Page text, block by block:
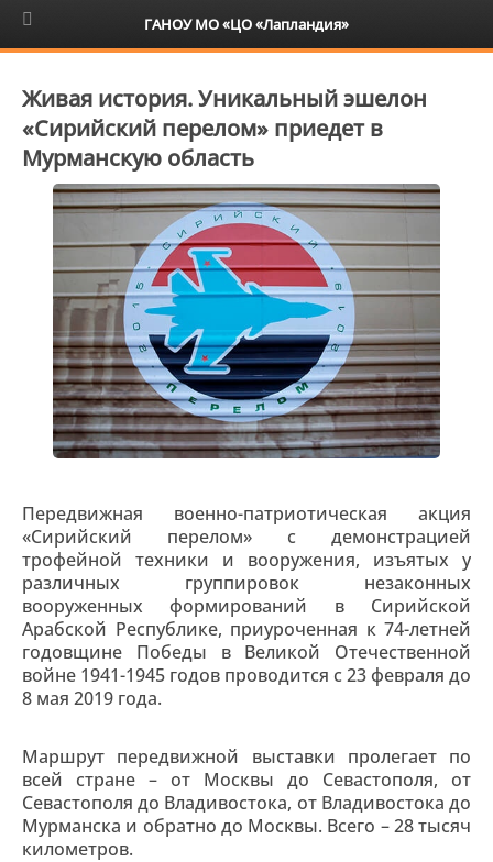
6+
Живая история. Уникальный эшелон
«Сирийский перелом» приедет в
Мурманскую область
Передвижная военно-патриотическая акция
«Сирийский перелом» с демонстрацией
трофейной техники и вооружения, изъятых у
различных группировок незаконных
вооруженных формирований в Сирийской
Арабской Республике, приуроченная к 74-летней
годовщине Победы в Великой Отечественной
войне 1941-1945 годов проводится с 23 февраля до
8 мая 2019 года.
Маршрут передвижной выставки пролегает по
всей стране – от Москвы до Севастополя, от
Севастополя до Владивостока, от Владивостока до
Мурманска и обратно до Москвы. Всего – 28 тысяч
километров.
ГАНОУ МО «ЦО «Лапландия»